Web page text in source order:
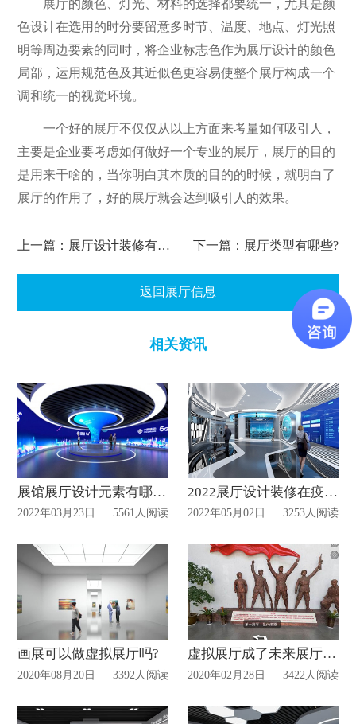
展厅的颜色、灯光、材料的选择都要统一，尤其是颜
色设计在选用的时分要留意多时节、温度、地点、灯光照
明等周边要素的同时，将企业标志色作为展厅设计的颜色
局部，运用规范色及其近似色更容易使整个展厅构成一个
调和统一的视觉环境。
一个好的展厅不仅仅从以上方面来考量如何吸引人，
主要是企业要考虑如何做好一个专业的展厅，展厅的目的
是用来干啥的，当你明白其本质的目的的时候，就明白了
展厅的作用了，好的展厅就会达到吸引人的效果。
上一篇：展厅设计装修有哪些技巧？ 下一篇：展厅类型有哪些?
返回展厅信息
相关资讯
展馆展厅设计元素有哪些？
2022年03月23日 5561人阅读
2022展厅设计装修在疫情之下该何去何从？
2022年05月02日 3253人阅读
画展可以做虚拟展厅吗?
2020年08月20日 3392人阅读
虚拟展厅成了未来展厅发展趋势之一!
2020年02月28日 3422人阅读